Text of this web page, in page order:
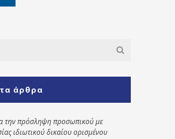
άρθρα
την πρόσληψη προσωπικού με
ιδιωτικού δικαίου ορισμένου